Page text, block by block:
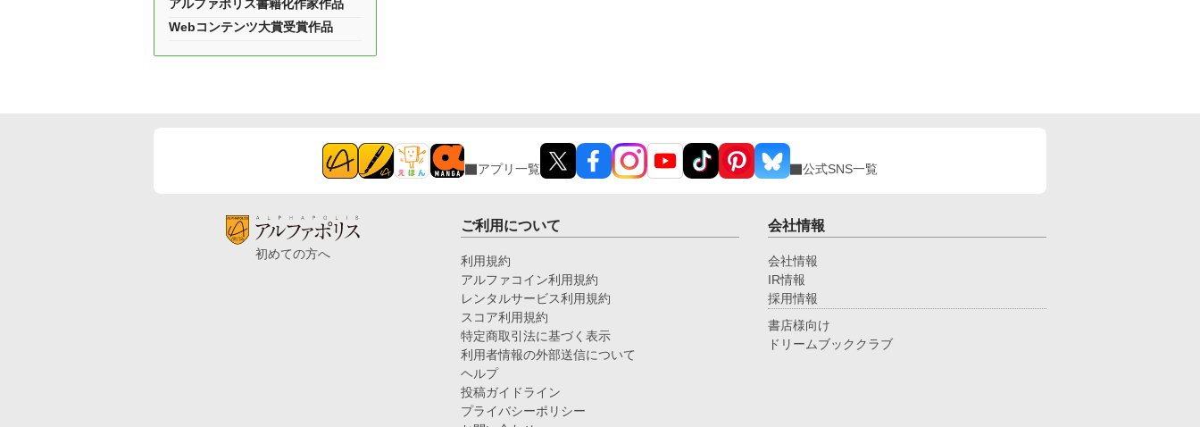
アルファポリス書籍化作家作品
Webコンテンツ大賞受賞作品
アプリ一覧 公式SNS一覧
初めての方へ
ご利用について
利用規約
アルファコイン利用規約
レンタルサービス利用規約
スコア利用規約
特定商取引法に基づく表示
利用者情報の外部送信について
ヘルプ
投稿ガイドライン
プライバシーポリシー
会社情報
会社情報
IR情報
採用情報
書店様向け
ドリームブッククラブ